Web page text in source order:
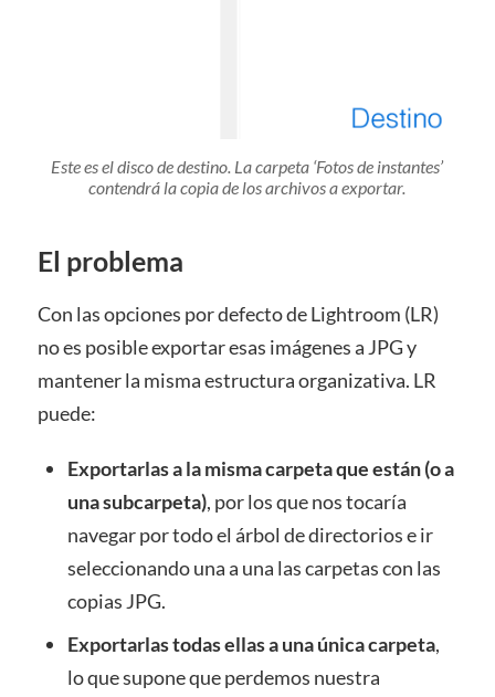
Este es el disco de destino. La carpeta ‘Fotos de instantes’
contendrá la copia de los archivos a exportar.
El problema
Con las opciones por defecto de Lightroom (LR)
no es posible exportar esas imágenes a JPG y
mantener la misma estructura organizativa. LR
puede:
Exportarlas a la misma carpeta que están (o a
una subcarpeta), por los que nos tocaría
navegar por todo el árbol de directorios e ir
seleccionando una a una las carpetas con las
copias JPG.
Exportarlas todas ellas a una única carpeta,
lo que supone que perdemos nuestra